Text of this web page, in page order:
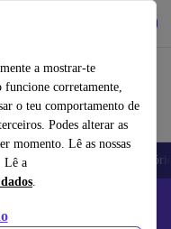
a mostrar-te
funcione corretamente,
o teu comportamento de
Podes alterar as
momento. Lê as nossas
Lê a
.
– Código: